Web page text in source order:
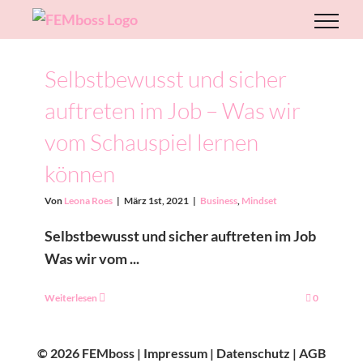
Selbstbewusst und sicher
auftreten im Job – Was wir
vom Schauspiel lernen
können
Von Leona Roes | März 1st, 2021 | Business, Mindset
Selbstbewusst und sicher auftreten im Job
Was wir vom ...
Weiterlesen 0
© 2026 FEMboss | Impressum | Datenschutz | AGB